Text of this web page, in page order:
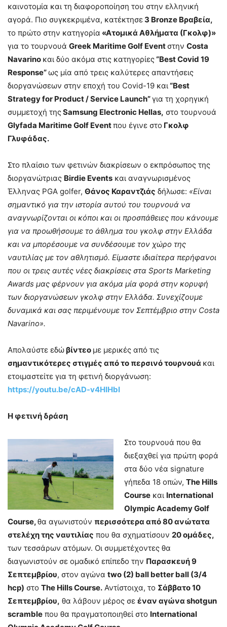
καινοτομία και τη διαφοροποίηση του στην ελληνική
αγορά. Πιο συγκεκριμένα, κατέκτησε 3 Bronze Βραβεία,
το πρώτο στην κατηγορία «Ατομικά Αθλήματα (Γκολφ)»
για το τουρνουά Greek Maritime Golf Event στην Costa
Navarino και δύο ακόμα στις κατηγορίες“Best Covid 19
Response”ως μία από τρεις καλύτερες απαντήσεις
διοργανώσεων στην εποχή του Covid-19 και“Best
Strategy for Product / Service Launch”για τη χορηγική
συμμετοχή τηςSamsung Electronic Hellas, στο τουρνουά
Glyfada Maritime Golf Eventπου έγινε στο Γκολφ
Γλυφάδας.
Στο πλαίσιο των φετινών διακρίσεων ο εκπρόσωπος της
διοργανώτριας Birdie Events και αναγνωρισμένος
Έλληνας PGA golfer, Θάνος Καραντζιάς δήλωσε: «Είναι
σημαντικό για την ιστορία αυτού του τουρνουά να
αναγνωρίζονται οι κόποι και οι προσπάθειες που κάνουμε
για να προωθήσουμε το άθλημα του γκολφ στην Ελλάδα
και να μπορέσουμε να συνδέσουμε τον χώρο της
ναυτιλίας με τον αθλητισμό. Είμαστε ιδιαίτερα περήφανοι
που οι τρεις αυτές νέες διακρίσεις στα Sports Marketing
Awards μας φέρνουν για ακόμα μία φορά στην κορυφή
των διοργανώσεων γκολφ στην Ελλάδα. Συνεχίζουμε
δυναμικά και σας περιμένουμε τον Σεπτέμβριο στην Costa
Navarino».
Απολαύστε εδώβίντεο με μερικές από τις
σημαντικότερες στιγμές από το περσινό τουρνουά και
ετοιμαστείτε για τη φετινή διοργάνωση:
https://youtu.be/cAD-v4HIHbI
Η φετινή δράση
Στο τουρνουά που θα
διεξαχθεί για πρώτη φορά
στα δύο νέα signature
γήπεδα 18 οπών, The Hills
Course και International
Olympic Academy Golf
Course,θα αγωνιστούν περισσότερα από 80 ανώτατα
στελέχη της ναυτιλίας που θα σχηματίσουν 20 ομάδες,
των τεσσάρων ατόμων. Οι συμμετέχοντες θα
διαγωνιστούν σε ομαδικό επίπεδο την Παρασκευή 9
Σεπτεμβρίου, στον αγώνα two (2) ball better ball (3/4
hcp) στο The Hills Course. Αντίστοιχα, το Σάββατο 10
Σεπτεμβρίου, θα λάβουν μέρος σε έναν αγώνα shotgun
scramble που θα πραγματοποιηθεί στο International